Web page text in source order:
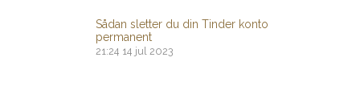
Sådan sletter du din Tinder konto
permanent
21:24 14 jul 2023